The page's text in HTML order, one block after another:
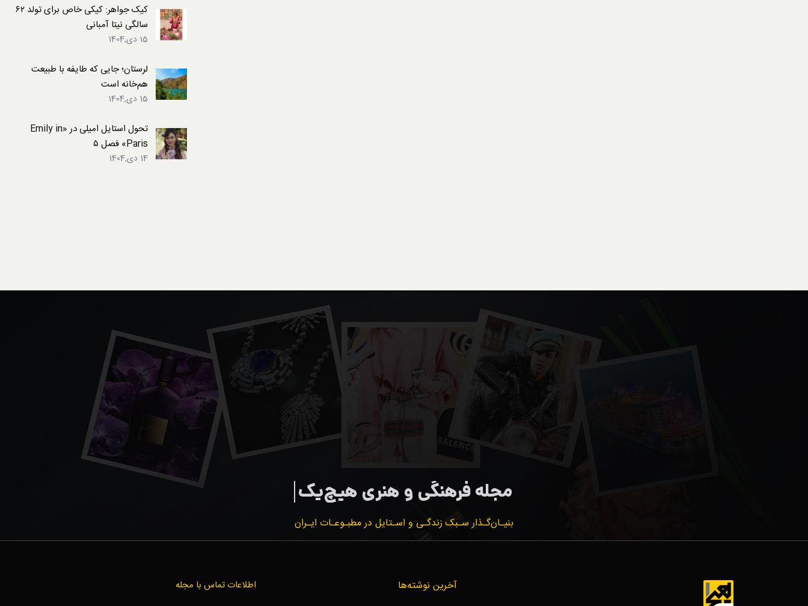
کیک جواهر: کیکی خاص برای تولد ۶۲
سالگی نیتا آمبانی
15 دی,1404
لرستان؛ جایی که طایفه با طبیعت
هم‌خانه است
15 دی,1404
تحول استایل امیلی در «Emily in
Paris» فصل ۵
14 دی,1404
بنیـان‌گـذار سـبک زندگـی و اسـتایل در مطبـوعـات ایـران
آخرین نوشته‌ها اطلاعات تماس با مجله